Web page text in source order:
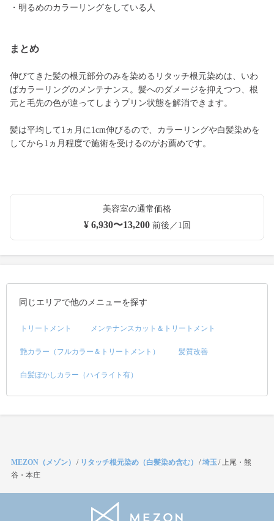
・明るめのカラーリングをしている人
まとめ
伸びてきた髪の根元部分のみを染めるリタッチ根元染めは、いわ
ばカラーリングのメンテナンス。髪へのダメージを抑えつつ、根
元と毛先の色が違ってしまうプリン状態を解消できます。
髪は平均して1ヵ月に1cm伸びるので、カラーリングや白髪染めを
してから1ヵ月程度で施術を受けるのがお薦めです。
美容室の通常価格
¥ 6,930〜13,200前後／1回
同じエリアで他のメニューを探す
トリートメント メンテナンスカット＆トリートメント
艶カラー（フルカラー＆トリートメント） 髪質改善
白髪ぼかしカラー（ハイライト有）
MEZON（メゾン） / リタッチ根元染め（白髪染め含む） /埼玉 / 上尾・熊
谷・本庄